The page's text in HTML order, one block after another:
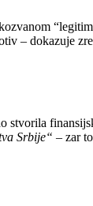
– dokazuje
stvorila
Srbije“ – zar